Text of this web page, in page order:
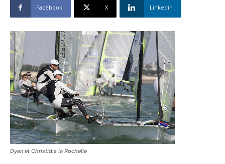
Facebook X Linkedin
Dyen et Christidis la Rochelle